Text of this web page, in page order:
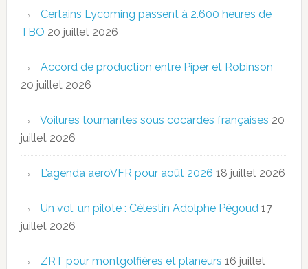
Certains Lycoming passent à 2.600 heures de
TBO 20 juillet 2026
Accord de production entre Piper et Robinson
20 juillet 2026
Voilures tournantes sous cocardes françaises 20
juillet 2026
L’agenda aeroVFR pour août 2026 18 juillet 2026
Un vol, un pilote : Célestin Adolphe Pégoud 17
juillet 2026
ZRT pour montgolfières et planeurs 16 juillet